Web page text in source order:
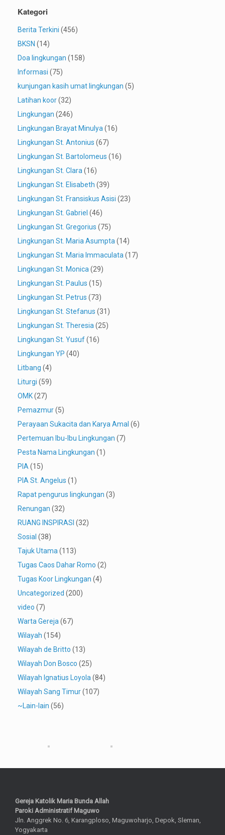
Kategori
Berita Terkini (456)
BKSN (14)
Doa lingkungan (158)
Informasi (75)
kunjungan kasih umat lingkungan (5)
Latihan koor(32)
Lingkungan (246)
Lingkungan Brayat Minulya (16)
Lingkungan St. Antonius (67)
Lingkungan St. Bartolomeus (16)
Lingkungan St. Clara (16)
Lingkungan St. Elisabeth (39)
Lingkungan St. Fransiskus Asisi (23)
Lingkungan St. Gabriel (46)
Lingkungan St. Gregorius (75)
Lingkungan St. Maria Asumpta (14)
Lingkungan St. Maria Immaculata (17)
Lingkungan St. Monica (29)
Lingkungan St. Paulus (15)
Lingkungan St. Petrus (73)
Lingkungan St. Stefanus (31)
Lingkungan St. Theresia (25)
Lingkungan St. Yusuf(16)
Lingkungan YP (40)
Litbang (4)
Liturgi (59)
OMK(27)
Pemazmur(5)
Perayaan Sukacita dan Karya Amal (6)
Pertemuan Ibu-Ibu Lingkungan (7)
Pesta Nama Lingkungan (1)
PIA (15)
PIA St. Angelus (1)
Rapat pengurus lingkungan (3)
Renungan (32)
RUANG INSPIRASI (32)
Sosial (38)
Tajuk Utama (113)
Tugas Caos Dahar Romo (2)
Tugas Koor Lingkungan (4)
Uncategorized (200)
video (7)
Warta Gereja (67)
Wilayah (154)
Wilayah de Britto (13)
Wilayah Don Bosco (25)
Wilayah Ignatius Loyola (84)
Wilayah Sang Timur(107)
~Lain-lain (56)
Gereja Katolik Maria Bunda Allah
Paroki Administratif Maguwo
Jln. Anggrek No. 6, Karangploso, Maguwoharjo, Depok, Sleman,
Yogyakarta